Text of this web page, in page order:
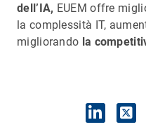
dell’IA, EUEM offre
la complessità IT,
migliorando la